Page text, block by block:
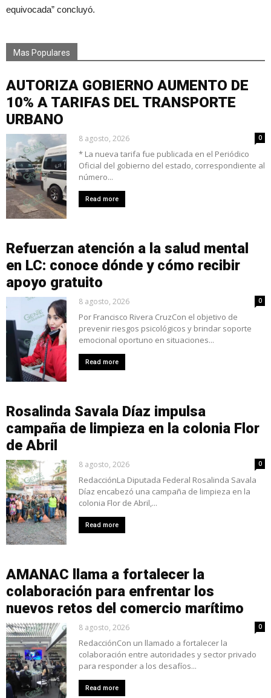
equivocada” concluyó.
Mas Populares
AUTORIZA GOBIERNO AUMENTO DE
10% A TARIFAS DEL TRANSPORTE
URBANO
8 agosto, 2026 0
* La nueva tarifa fue publicada en el Periódico
Oficial del gobierno del estado, correspondiente al
número...
Read more
Refuerzan atención a la salud mental
en LC: conoce dónde y cómo recibir
apoyo gratuito
8 agosto, 2026 0
Por Francisco Rivera CruzCon el objetivo de
prevenir riesgos psicológicos y brindar soporte
emocional oportuno en situaciones...
Read more
Rosalinda Savala Díaz impulsa
campaña de limpieza en la colonia Flor
de Abril
8 agosto, 2026 0
RedacciónLa Diputada Federal Rosalinda Savala
Díaz encabezó una campaña de limpieza en la
colonia Flor de Abril,...
Read more
AMANAC llama a fortalecer la
colaboración para enfrentar los
nuevos retos del comercio marítimo
8 agosto, 2026 0
RedacciónCon un llamado a fortalecer la
colaboración entre autoridades y sector privado
para responder a los desafíos...
Read more